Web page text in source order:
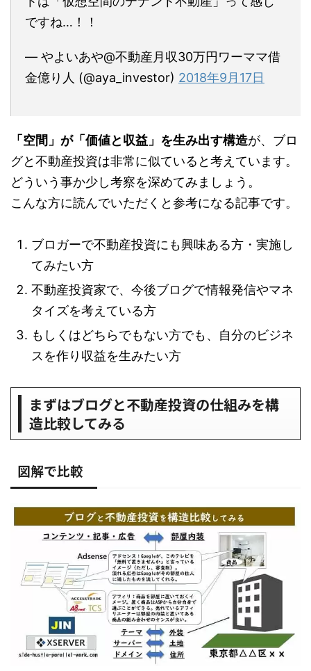
ですね…！！
— やよいあや@不動産月収30万円ワーママ借
金億り人 (@aya_investor) 2018年9月17日
「空間」が「価値と収益」を生み出す構造が、ブロ
グと不動産投資は非常に似ていると考えています。
どういう事か少し考察を深めてみましょう。
こんな方に読んでいただくと参考になる記事です。
ブロガーで不動産投資にも興味ある方・実施し
てみたい方
不動産投資家で、今後ブログで情報発信やマネ
タイズを考えている方
もしくはどちらでもない方でも、自分のビジネ
スを作り収益を生みたい方
まずはブログと不動産投資の仕組みを構
造比較してみる
図解で比較